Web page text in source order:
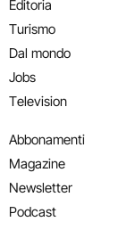
Editoria
Turismo
Dal mondo
Jobs
Television
Abbonamenti
Magazine
Newsletter
Podcast